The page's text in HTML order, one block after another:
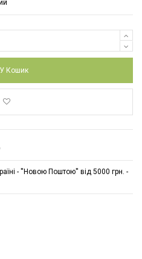
У Кошик
- ''Новою Поштою'' від 5000 грн. -